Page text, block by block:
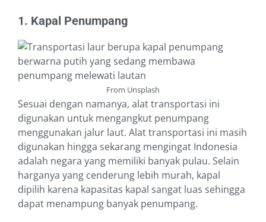
1. Kapal Penumpang
From Unsplash
Sesuai dengan namanya, alat transportasi ini
digunakan untuk mengangkut penumpang
menggunakan jalur laut. Alat transportasi ini masih
digunakan hingga sekarang mengingat Indonesia
adalah negara yang memiliki banyak pulau. Selain
harganya yang cenderung lebih murah, kapal
dipilih karena kapasitas kapal sangat luas sehingga
dapat menampung banyak penumpang.